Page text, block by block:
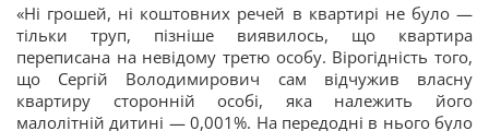
«Ні грошей, ні коштовних речей в квартирі не було —
тільки труп, пізніше виявилось, що квартира
переписана на невідому третю особу. Вірогідність того,
що Сергій Володимирович сам відчужив власну
квартиру сторонній особі, яка належить його
малолітній дитині — 0,001%. На передодні в нього було